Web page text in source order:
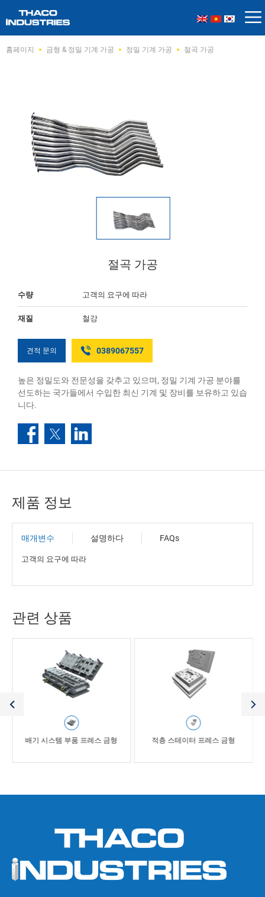
홈페이지 금형 & 정밀 기계 가공 정밀 기계 가공 절곡 가공
절곡 가공
수량 고객의 요구에 따라
재질 철강
견적 문의 0389067557
높은 정밀도와 전문성을 갖추고 있으며, 정밀 기계 가공 분야를
선도하는 국가들에서 수입한 최신 기계 및 장비를 보유하고 있습
니다.
제품 정보
매개변수 설명하다 FAQs
고객의 요구에 따라
관련 상품
배기 시스템 부품 프레스 금형 적층 스테이터 프레스 금형